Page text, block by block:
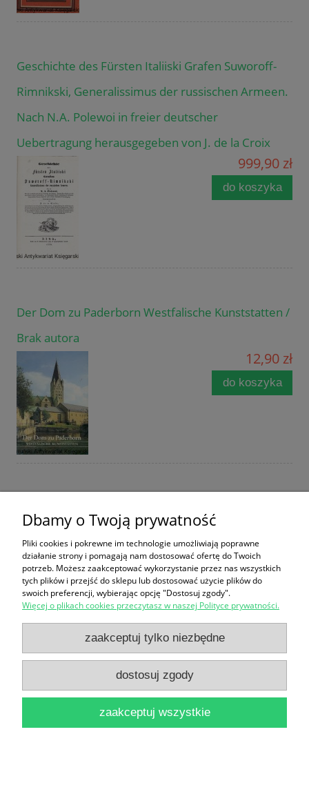
Geschichte des Fürsten Italiiski Grafen Suworoff-
Rimnikski, Generalissimus der russischen Armeen.
Nach N.A. Polewoi in freier deutscher
Uebertragung herausgegeben von J. de la Croix
999,90 zł
do koszyka
Der Dom zu Paderborn Westfalische Kunststatten /
Brak autora
12,90 zł
do koszyka
do koszyka
Verletzungen der Menschenrechte
Unrechtshandlungen und Zwischenfalle an der
Berliner Sektorgrenze seit Errichtung der Mauer
Dbamy o Twoją prywatność
Pliki cookies i pokrewne im technologie umożliwiają poprawne
działanie strony i pomagają nam dostosować ofertę do Twoich
potrzeb. Możesz zaakceptować wykorzystanie przez nas wszystkich
tych plików i przejść do sklepu lub dostosować użycie plików do
swoich preferencji, wybierając opcję "Dostosuj zgody".
Więcej o plikach cookies przeczytasz w naszej Polityce prywatności.
zaakceptuj tylko niezbędne
dostosuj zgody
zaakceptuj wszystkie